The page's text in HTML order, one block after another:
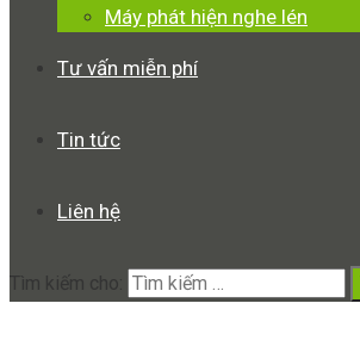
Máy phát hiện nghe lén
Tư vấn miễn phí
Tin tức
Liên hệ
Tìm kiếm cho: